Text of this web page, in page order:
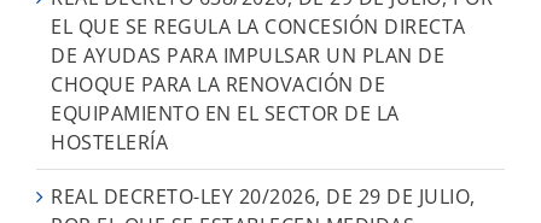
EL QUE SE REGULA LA CONCESIÓN DIRECTA
DE AYUDAS PARA IMPULSAR UN PLAN DE
CHOQUE PARA LA RENOVACIÓN DE
EQUIPAMIENTO EN EL SECTOR DE LA
HOSTELERÍA
REAL DECRETO-LEY 20/2026, DE 29 DE JULIO,